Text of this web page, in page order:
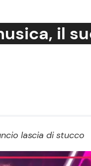
il
lascia di stucco